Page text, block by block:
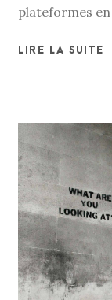
plateformes
LIRE LA SUITE